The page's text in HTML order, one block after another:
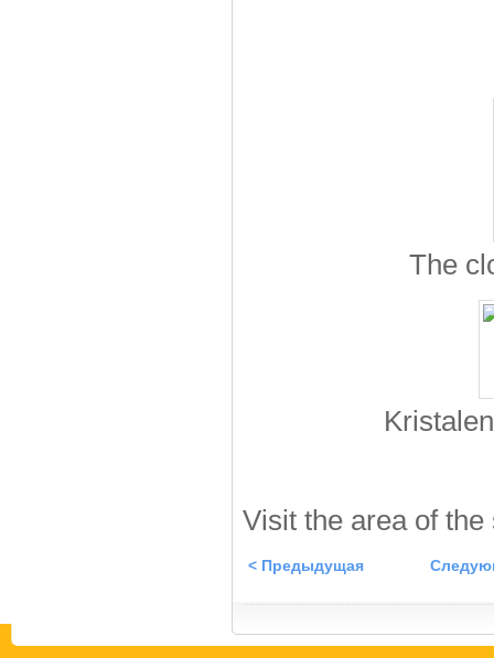
The
Visit the area of
< Предыдущая